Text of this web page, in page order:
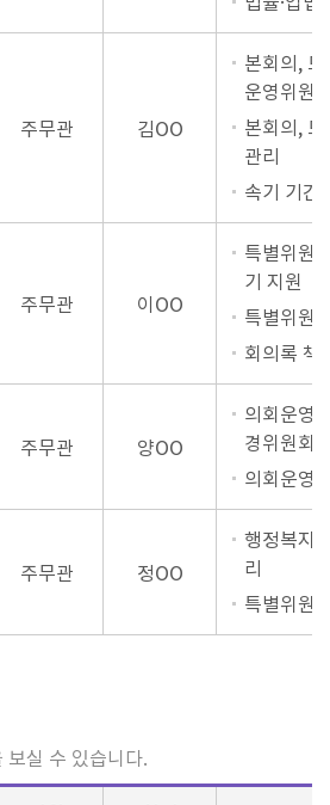
주무관 김OO
본회의,
운영위원
본회의,
관리
속기 기간
주무관 이OO
특별위원
기 지원
특별위원
회의록 책
주무관 양OO
의회운영
경위원회
의회운영
주무관 정OO
행정복지
리
특별위원
실 수 있습니다.